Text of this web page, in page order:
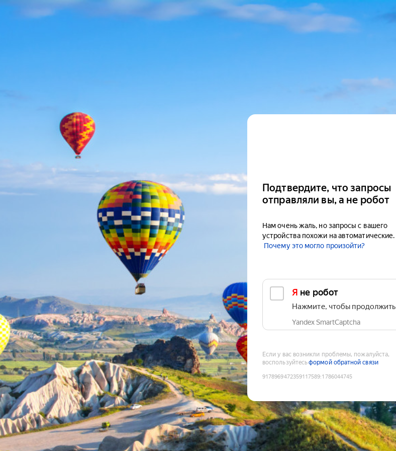
Подтвердите, что запросы
отправляли вы, а не робот
Нам очень жаль, но запросы с вашего
устройства похожи на автоматические.
Почему это могло произойти?
Я не робот
Нажмите, чтобы продолжить
Yandex SmartCaptcha
Если у вас возникли проблемы, пожалуйста,
воспользуйтесьформой обратной связи
9178969472359117589:1786044745